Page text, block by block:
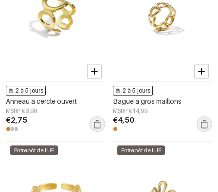
2 à 5 jours
Anneau à cercle ouvert
MSRP €8,99
€2,75
2 à 5 jours
Bague à gros maillons
MSRP €14,99
€4,50
Entrepôt de l'UE Entrepôt de l'UE